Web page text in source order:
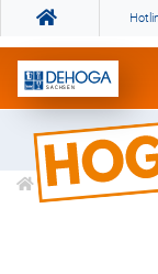
Informationen